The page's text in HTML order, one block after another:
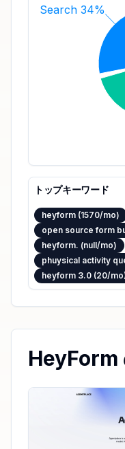
Search 34%
トップキーワード
heyform (1570/mo)
open source form
heyform. (null/mo)
phuysical activity
heyform 3.0 (20/
HeyForm